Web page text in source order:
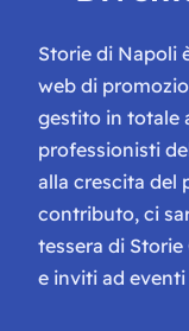
Storie di Napoli
web di
gestito in totale
professionisti
alla crescita del
contributo, ci
tessera di
e inviti ad